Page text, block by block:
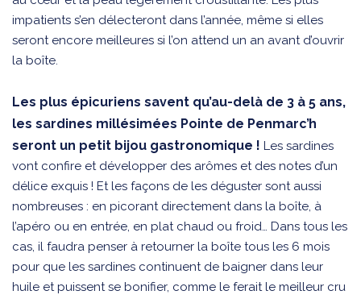
impatients s’en délecteront dans l’année, même si elles
seront encore meilleures si l’on attend un an avant d’ouvrir
la boîte.
Les plus épicuriens savent qu’au-delà de 3 à 5 ans,
les sardines millésimées Pointe de Penmarc’h
seront un petit bijou gastronomique ! Les sardines
vont confire et développer des arômes et des notes d’un
délice exquis ! Et les façons de les déguster sont aussi
nombreuses : en picorant directement dans la boîte, à
l’apéro ou en entrée, en plat chaud ou froid… Dans tous les
cas, il faudra penser à retourner la boîte tous les 6 mois
pour que les sardines continuent de baigner dans leur
huile et puissent se bonifier, comme le ferait le meilleur cru